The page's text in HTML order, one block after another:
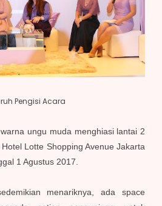
Pengisi Acara
ungu muda menghiasi lantai 2
Lotte Shopping Avenue Jakarta
1 Agustus 2017.
menariknya, ada space